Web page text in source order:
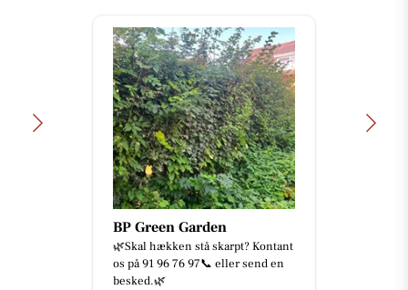
BP Green Garden
🌿Skal hækken stå skarpt? Kontant
os på 91 96 76 97📞 eller send en
besked.🌿